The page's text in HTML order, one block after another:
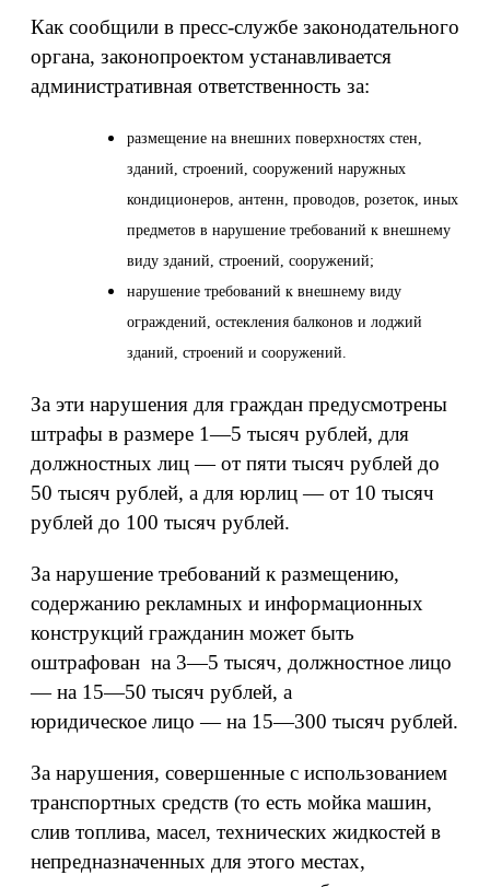
Как сообщили в пресс-службе законодательного
органа, законопроектом устанавливается
административная ответственность за:
размещение на внешних поверхностях стен,
зданий, строений, сооружений наружных
кондиционеров, антенн, проводов, розеток, иных
предметов в нарушение требований к внешнему
виду зданий, строений, сооружений;
нарушение требований к внешнему виду
ограждений, остекления балконов и лоджий
зданий, строений и сооружений.
За эти нарушения для граждан предусмотрены
штрафы в размере 1—5 тысяч рублей, для
должностных лиц — от пяти тысяч рублей до
50 тысяч рублей, а для юрлиц — от 10 тысяч
рублей до 100 тысяч рублей.
За нарушение требований к размещению,
содержанию рекламных и информационных
конструкций гражданин может быть
оштрафован на 3—5 тысяч, должностное лицо
— на 15—50 тысяч рублей, а
юридическое лицо — на 15—300 тысяч рублей.
За нарушения, совершенные с использованием
транспортных средств (то есть мойка машин,
слив топлива, масел, технических жидкостей в
непредназначенных для этого местах,